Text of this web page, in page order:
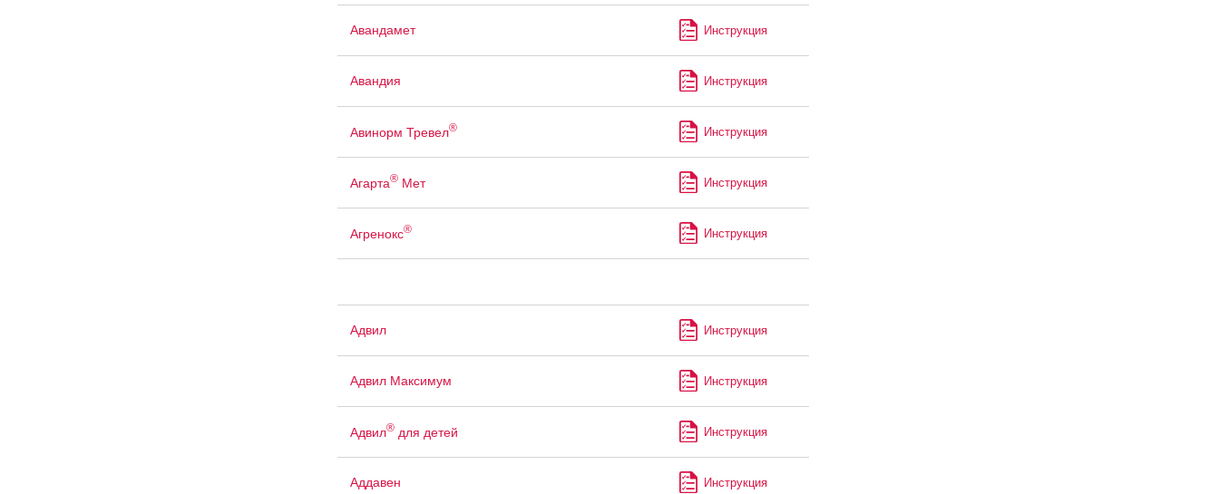
Авандамет Инструкция
Авандия Инструкция
Авинорм Тревел® Инструкция
Агарта®Мет Инструкция
Агренокс® Инструкция
Адвил Инструкция
Адвил Максимум Инструкция
Адвил®для детей Инструкция
Аддавен Инструкция